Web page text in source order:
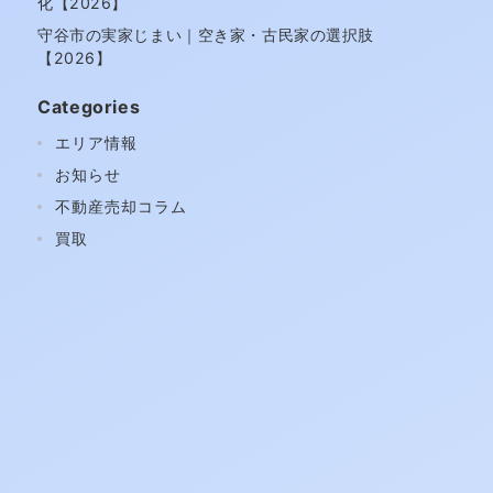
守谷市の実家じまい｜空き家・古民家の選択肢
【2026】
Categories
エリア情報
お知らせ
不動産売却コラム
買取